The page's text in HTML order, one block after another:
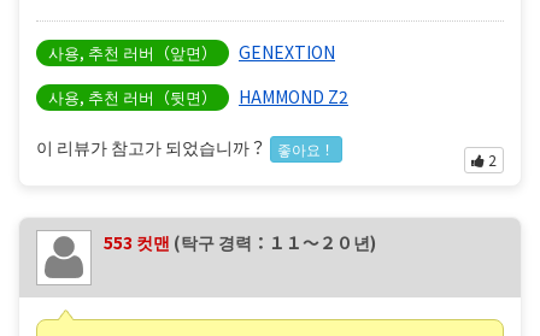
사용, 추천 러버（앞면） GENEXTION
사용, 추천 러버（뒷면） HAMMOND Z2
이 리뷰가 참고가 되었습니까？ 좋아요！
2
553 컷맨 (탁구 경력：１１〜２０년)